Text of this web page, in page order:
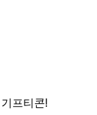
프티콘!